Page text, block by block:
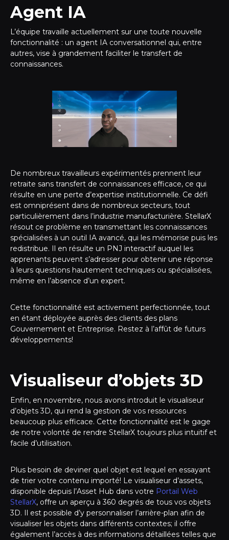
Agent IA
L’équipe travaille actuellement sur une toute nouvelle
fonctionnalité : un agent IA conversationnel qui, entre
autres, vise à grandement faciliter le transfert de
connaissances.
De nombreux travailleurs expérimentés prennent leur
retraite sans transfert de connaissances efficace, ce qui
résulte en une perte d’expertise institutionnelle. Ce défi
est omniprésent dans de nombreux secteurs, tout
particulièrement dans l’industrie manufacturière. StellarX
résout ce problème en transmettant les connaissances
spécialisées à un outil IA avancé, qui les mémorise puis les
redistribue. Il en résulte un PNJ interactif auquel les
apprenants peuvent s’adresser pour obtenir une réponse
à leurs questions hautement techniques ou spécialisées,
même en l’absence d’un expert.
Cette fonctionnalité est activement perfectionnée, tout
en étant déployée auprès des clients des plans
Gouvernement et Entreprise. Restez à l’affût de futurs
développements!
Visualiseur d’objets 3D
Enfin, en novembre, nous avons introduit le visualiseur
d’objets 3D, qui rend la gestion de vos ressources
beaucoup plus efficace. Cette fonctionnalité est le gage
de notre volonté de rendre StellarX toujours plus intuitif et
facile d’utilisation.
Plus besoin de deviner quel objet est lequel en essayant
de trier votre contenu importé! Le visualiseur d’assets,
disponible depuis l’Asset Hub dans votre Portail Web
StellarX, offre un aperçu à 360 degrés de tous vos objets
3D. Il est possible d’y personnaliser l’arrière-plan afin de
visualiser les objets dans différents contextes; il offre
également l’accès à des informations détaillées telles que